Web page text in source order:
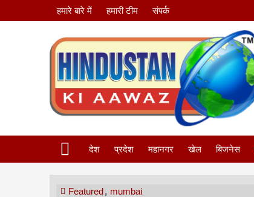
हमारे बारे में हमारी टीम संपर्क
देश प्रदेश महानगर खेल बिजनेस
Featured, mumbai